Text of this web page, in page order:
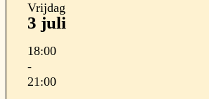
Vrijdag
3 juli
18:00
-
21:00